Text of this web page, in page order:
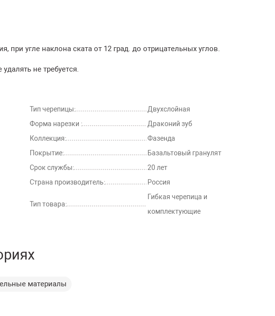
при угле наклона ската от 12 град. до отрицательных углов.
не требуется.
Тип черепицы:
Двухслойная
Форма нарезки :
Драконий зуб
Коллекция:
Фазенда
Покрытие:
Базальтовый гранулят
Срок службы:
20 лет
Страна производитель:
Россия
Тип товара:
Гибкая черепица и
комплектующие
материалы